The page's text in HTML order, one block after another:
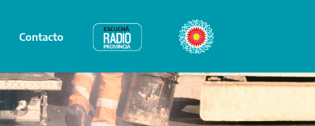
Contacto Radio Provincia Bicentenario